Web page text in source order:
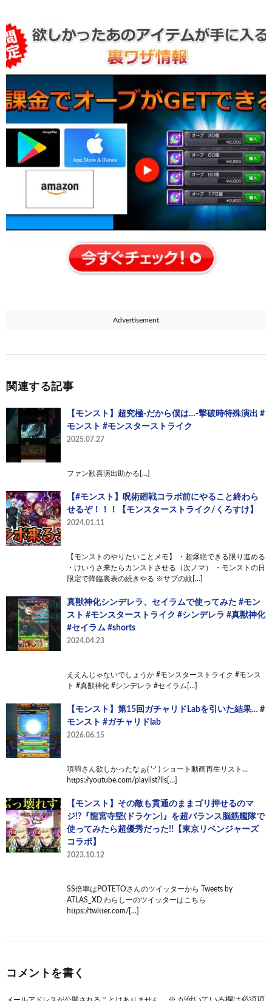
Advertisement
関連する記事
【モンスト】超究極-だから僕は…-撃破時特殊演出 #
モンスト #モンスターストライク
2025.07.27
ファン歓喜演出助かる[…]
【#モンスト】呪術廻戦コラボ前にやること終わら
せるぞ！！！【モンスターストライク/くろすけ】
2024.01.11
【モンストのやりたいことメモ】 ・超爆絶できる限り進める
・けいうさ来たらカンストさせる（次ノマ） ・モンストの日
限定で降臨裏表の続きやる ※サブの紋[…]
真獣神化シンデレラ、セイラムで使ってみた #モン
スト #モンスターストライク #シンデレラ #真獣神化
#セイラム #shorts
2024.04.23
ええんじゃないでしょうか #モンスターストライク #モンス
ト #真獣神化 #シンデレラ #セイラム[…]
【モンスト】第15回ガチャリドLabを引いた結果… #
モンスト #ガチャリドlab
2026.06.15
項羽さん欲しかったなぁ( ‘-‘ ) ショート動画再生リスト…
https://youtube.com/playlist?lis[…]
【モンスト】その敵も貫通のままゴリ押せるのマ
ジ!?『龍宮寺堅(ドラケン)』を超バランス脳筋艦隊で
使ってみたら超優秀だった!!【東京リベンジャーズ
コラボ】
2023.10.12
SS倍率はPOTETOさんのツイッターから Tweets by
ATLAS_XD わらしーのツイッターはこちら
https://twitter.com/[…]
コメントを書く